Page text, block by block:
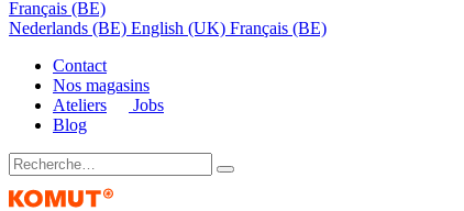
Français (BE)
Nederlands (BE) English (UK) Français (BE)
Contact
Nos magasins
Ateliers
Jobs
Blog